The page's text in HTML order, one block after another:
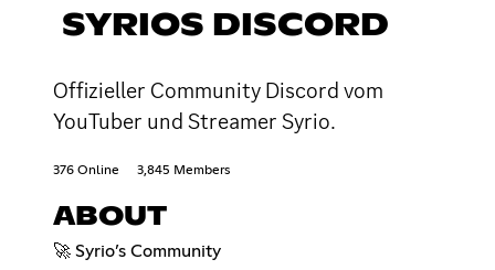
SYRIOS DISCORD
Offizieller Community Discord vom
YouTuber und Streamer Syrio.
376 Online 3,845 Members
ABOUT
🚀 Syrio’s Community